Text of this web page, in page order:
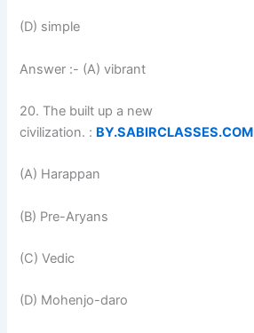
(D) simple
Answer :- (A) vibrant
20. The built up a new
civilization. : BY.SABIRCLASSES.COM
(A) Harappan
(B) Pre-Aryans
(C) Vedic
(D) Mohenjo-daro